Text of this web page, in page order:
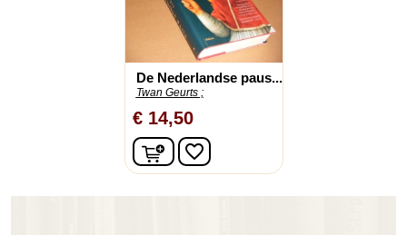
De Nederlandse paus...
Twan Geurts ;
€ 14,50
In winkelwagen
favorite_border